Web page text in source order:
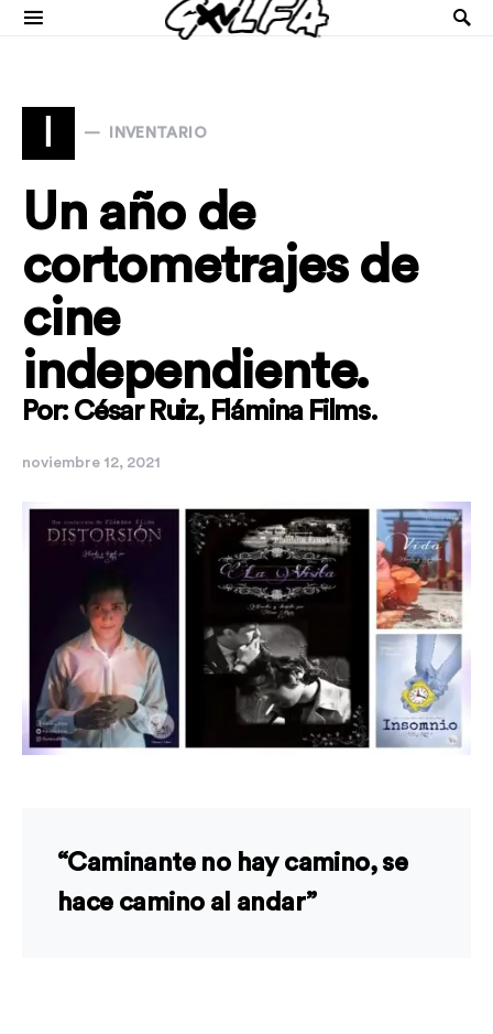
I INVENTARIO
Un año de
cortometrajes de
cine
independiente.
Por: César Ruiz, Flámina Films.
noviembre 12, 2021
“Caminante no hay camino, se
hace camino al andar”